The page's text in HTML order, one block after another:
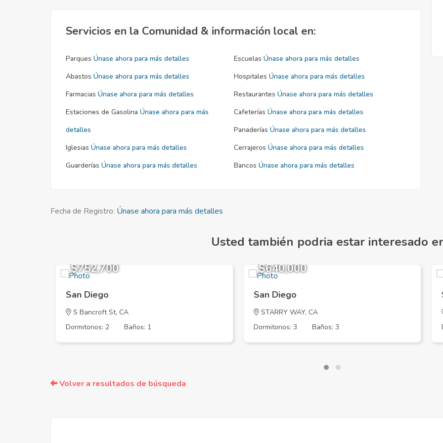
Servicios en la Comunidad & información local en:
Parques Únase ahora para más detalles Escuelas Únase ahora para más detalles
Abastos Únase ahora para más detalles Hospitales Únase ahora para más detalles
Farmacias Únase ahora para más detalles Restaurantes Únase ahora para más detalles
Estaciones de Gasolina Únase ahora para más
detalles
Cafeterías Únase ahora para más detalles
Panaderías Únase ahora para más detalles
Iglesias Únase ahora para más detalles Cerrajeros Únase ahora para más detalles
Guarderías Únase ahora para más detalles Bancos Únase ahora para más detalles
Fecha de Registro: Únase ahora para más detalles
Usted también podria estar interesado
$752,700
San Diego
S Bancroft St, CA
Dormitorios: 2
Baños: 1
$640,000
San Diego
STARRY WAY, CA
Dormitorios: 3
Baños: 3
Volver a resultados de búsqueda